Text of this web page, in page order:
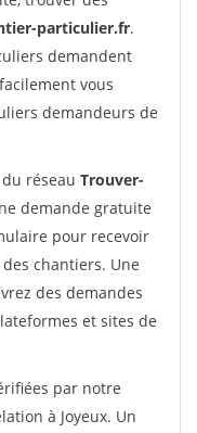
particulier.fr.
demandent
vous
demandeurs de
réseau Trouver-
demande gratuite
pour recevoir
chantiers. Une
des demandes
et sites de
par notre
à Joyeux. Un